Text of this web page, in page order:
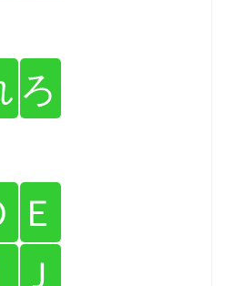
ろ
Ｅ
Ｊ